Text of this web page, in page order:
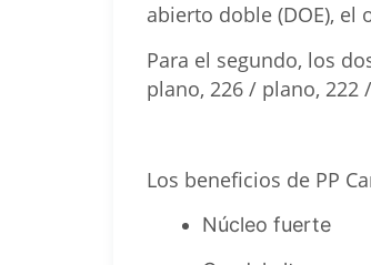
abierto doble (DOE), el
Para el segundo, los
plano, 226 / plano, 222
Los beneficios de PP
Núcleo fuerte